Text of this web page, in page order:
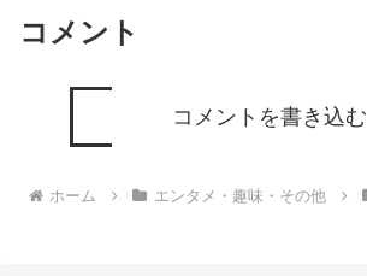
コメント
コメントを書き込む
ホーム エンタメ・趣味・その他